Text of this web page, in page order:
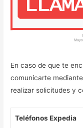
En caso de que te
comunicarte
realizar solicitudes y
Teléfonos Expedia